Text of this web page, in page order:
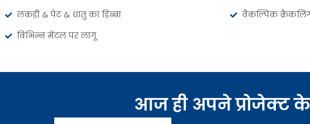
लकड़ी & पेट & धातु का डिब्बा
विभिन्न मेंटल पर लागू
वैकल्पिक क्रैकलिंग
आज ही अपने प्रोजेक्ट के